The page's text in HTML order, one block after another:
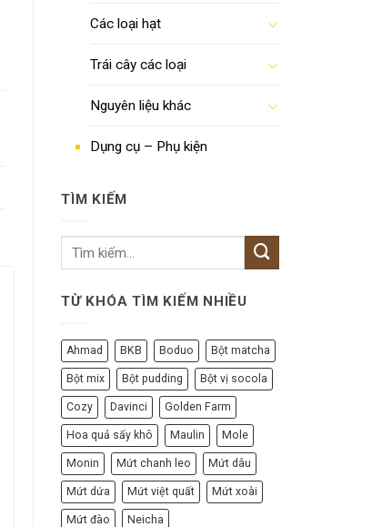
Các loại hạt
Trái cây các loại
Nguyên liệu khác
Dụng cụ – Phụ kiện
TÌM KIẾM
TỪ KHÓA TÌM KIẾM NHIỀU
Ahmad BKB Boduo Bột matcha
Bột mix Bột pudding Bột vị socola
Cozy Davinci Golden Farm
Hoa quả sấy khô Maulin Mole
Monin Mứt chanh leo Mứt dâu
Mứt dứa Mứt việt quất Mứt xoài
Mứt đào Neicha
MONIN SYRUP
Siro Monin Dưa
Hấu Chai 700ml –
Monin Watermelon
Syrup
212,000VND